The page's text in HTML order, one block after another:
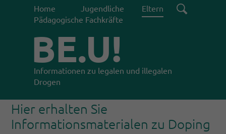
Home Jugendliche
Eltern
Pädagogische Fachkräfte
BE.U!
Informationen zu legalen und illegalen
Drogen
Hier erhalten Sie
Informationsmaterialen zu Doping